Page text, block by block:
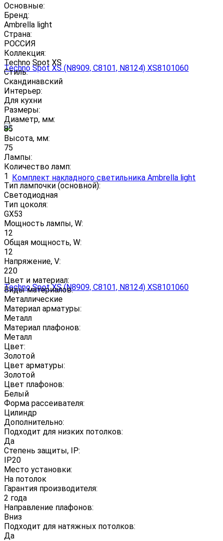
Основные:
Бренд:
Ambrella light
Страна:
РОССИЯ
Коллекция:
Techno Spot XS
Стиль:
Скандинавский
Интерьер:
Для кухни
Размеры:
Диаметр, мм:
85
Высота, мм:
75
Лампы:
Количество ламп:
1
Тип лампочки (основной):
Светодиодная
Тип цоколя:
GX53
Мощность лампы, W:
12
Общая мощность, W:
12
Напряжение, V:
220
Цвет и материал:
Виды материалов:
Металлические
Материал арматуры:
Металл
Материал плафонов:
Металл
Цвет:
Золотой
Цвет арматуры:
Золотой
Цвет плафонов:
Белый
Форма рассеивателя:
Цилиндр
Дополнительно:
Подходит для низких потолков:
Да
Степень защиты, IP:
IP20
Место установки:
На потолок
Гарантия производителя:
2 года
Направление плафонов:
Вниз
Подходит для натяжных потолков:
Да